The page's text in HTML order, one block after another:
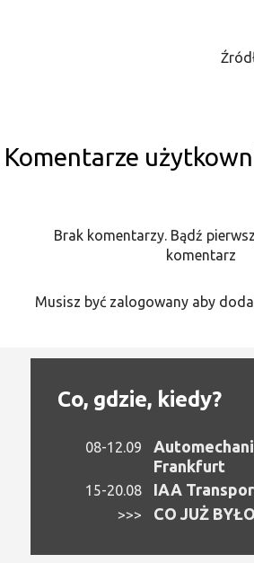
Komentarze
Brak komentarzy. Bądź
komentarz
Musisz być zalogowany aby
Co, gdzie, kiedy?
08-12.09
Frankfurt
15-20.08 IAA
>>> CO JUŻ